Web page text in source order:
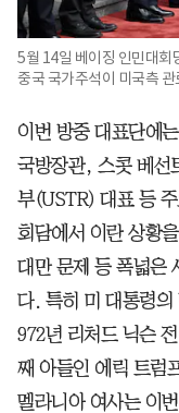
5월 14일 베이징 인민대회
중국 국가주석이 미국측
이번 방중 대표단에
국방장관, 스콧 베선
부(USTR) 대표 등
회담에서 이란 상황
대만 문제 등 폭넓은
다. 특히 미 대통령의
972년 리처드 닉슨
째 아들인 에릭 트럼
멜라니아 여사는 이